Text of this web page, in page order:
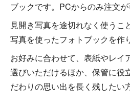
ブックです。PCからのみ注文が
見開き写真を途切れなく使うこ
写真を使ったフォトブックを作
お好みに合わせて、表紙やレイ
選びいただけるほか、保管に役
だわりの思い出を長く残したい